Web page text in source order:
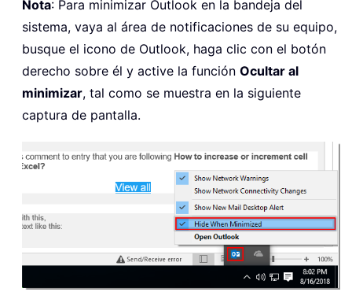
Nota: Para minimizar Outlook en la bandeja del
sistema, vaya al área de notificaciones de su equipo,
busque el icono de Outlook, haga clic con el botón
derecho sobre él y active la función Ocultar al
minimizar, tal como se muestra en la siguiente
captura de pantalla.